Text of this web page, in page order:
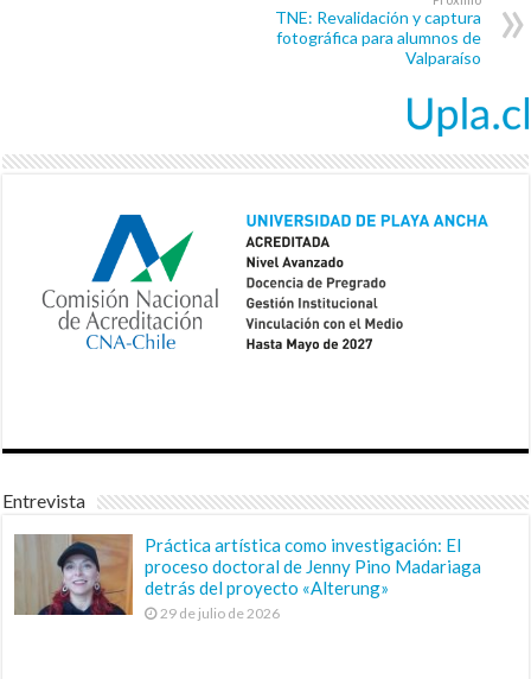
TNE: Revalidación y captura
fotográfica para alumnos de
Valparaíso
Entrevista
Práctica artística como investigación: El
proceso doctoral de Jenny Pino Madariaga
detrás del proyecto «Alterung»
29 de julio de 2026